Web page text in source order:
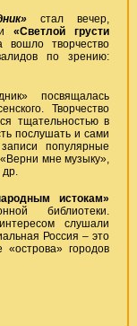
стал вечер,
«Светлой грусти
вошло творчество
по зрению:
посвящалась
Творчество
тщательностью в
послушать и сами
записи популярные
мне музыку»,
др.
истокам»
библиотеки.
слушали
Россия – это
городов